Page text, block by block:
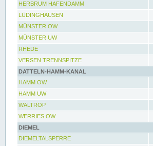
HERBRUM HAFENDAMM
LÜDINGHAUSEN
MÜNSTER OW
MÜNSTER UW
RHEDE
VERSEN TRENNSPITZE
DATTELN-HAMM-KANAL
HAMM OW
HAMM UW
WALTROP
WERRIES OW
DIEMEL
DIEMELTALSPERRE